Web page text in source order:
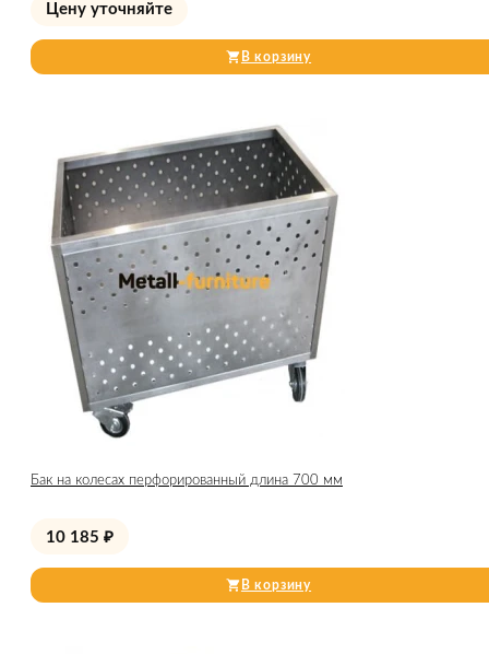
Цену уточняйте
В корзину
Бак на колесах перфорированный длина 700 мм
10 185 ₽
В корзину